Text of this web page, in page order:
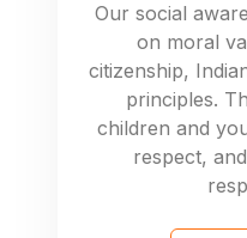
Our social
on moral
citizenship,
principles.
children and
respect,